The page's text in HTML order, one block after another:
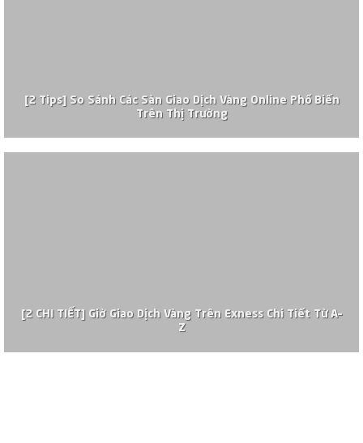
[2 Tips] So Sánh Các Sàn Giao Dịch Vàng Online Phổ Biến
Trên Thị Trường
[2 CHI TIẾT] Giờ Giao Dịch Vàng Trên Exness Chi Tiết Từ A–
Z